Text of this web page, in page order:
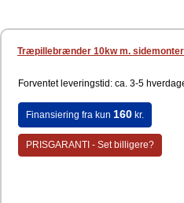
Træpillebrænder 10kw m.
Forventet leveringstid: ca. 3-5
Finansiering fra kun 160kr.
PRISGARANTI - Set billigere?